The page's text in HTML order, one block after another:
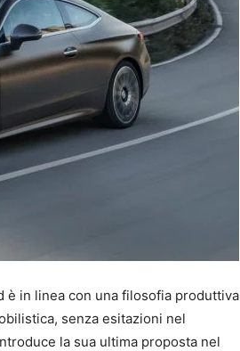
è in linea con una filosofia produttiva
senza esitazioni nel
la sua ultima proposta nel